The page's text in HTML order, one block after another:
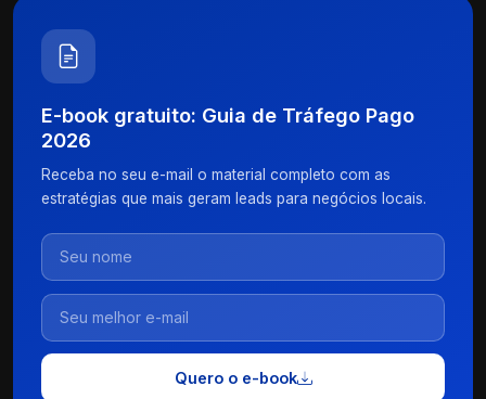
E-book gratuito: Guia de Tráfego Pago
2026
Receba no seu e-mail o material completo com as
estratégias que mais geram leads para negócios locais.
Quero o e-book